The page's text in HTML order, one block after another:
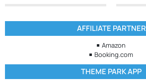
AFFILIATE PARTNER
Amazon
Booking.com
THEME PARK APP